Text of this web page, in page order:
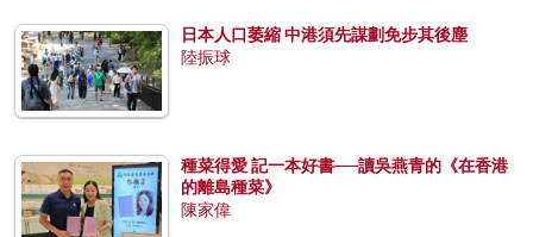
日本人口萎縮 中港須先謀劃免步其後塵
陸振球
種菜得愛 記一本好書──讀吳燕青的《在香港
的離島種菜》
陳家偉